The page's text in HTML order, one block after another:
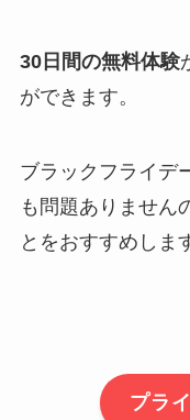
30日間の無料体験
ができます。
ブラックフライデ
も問題ありません
とをおすすめしま
プラ